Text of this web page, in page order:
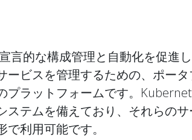
言的な構成管理と自動化を促進
ービスを管理するための、ポー
プラットフォームです。
ステムを備えており、それらのサ
利用可能です。